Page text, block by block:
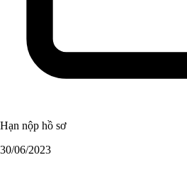
Hạn nộp hồ sơ
30/06/2023